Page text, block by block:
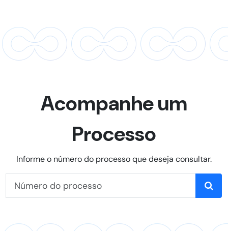
Acompanhe um
Processo
Informe o número do processo que deseja consultar.